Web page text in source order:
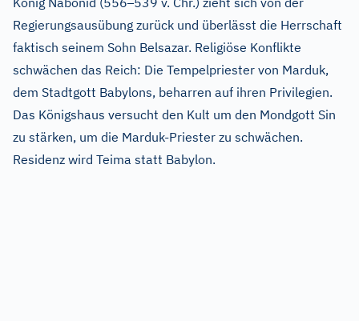
Regierungsausübung zurück und überlässt die Herrschaft
faktisch seinem Sohn Belsazar. Religiöse Konflikte
schwächen das Reich: Die Tempelpriester von Marduk,
dem Stadtgott Babylons, beharren auf ihren Privilegien.
Das Königshaus versucht den Kult um den Mondgott Sin
zu stärken, um die Marduk-Priester zu schwächen.
Residenz wird Teima statt Babylon.